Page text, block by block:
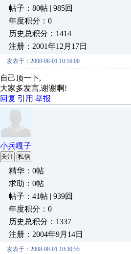
帖子：80帖 | 985回
年度积分：0
历史总积分：1414
注册：2001年12月17日
发表于：2008-08-01 10:16:00
自己顶一下,
大家多发言,谢谢啊!
回复 引用 举报
小兵嘎子
关注 私信
精华：0帖
求助：0帖
帖子：41帖 | 939回
年度积分：0
历史总积分：1337
注册：2004年9月14日
发表于：2008-08-01 10:30:55